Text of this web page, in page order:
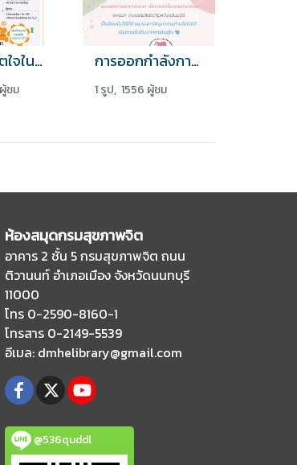
การฟื้นฟูจิตใจในสถานการณ์การระบาดของโรคติดเชื้อไวรัสโคโรนา2019 (COVID-19)
ชม
การออกกำลังกายช่วยบรรเทาปัญหาทางใจได้ เริ่มจากกายไปสู่ใจ
1 รูป, 1556 ผู้ชม
ห้องสมุดกรมสุขภาพจิต
อาคาร 2 ชั้น 5 กรมสุขภาพจิต ถนน
ติวานนท์ อำเภอเมือง จังหวัดนนทบุรี
11000
โทร 0-2590-8160-1
โทรสาร 0-2149-5539
อีเมล: dmhelibrary@gmail.com
@536quddl